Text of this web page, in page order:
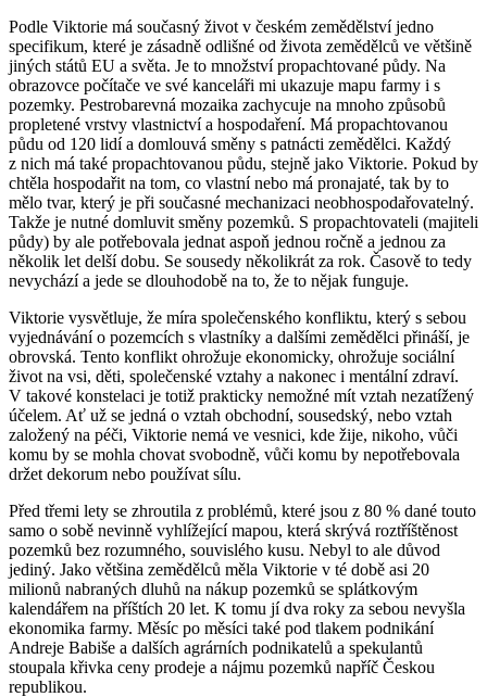
Podle Viktorie má současný život v českém zemědělství jedno
specifikum, které je zásadně odlišné od života zemědělců ve většině
jiných států EU a světa. Je to množství propachtované půdy. Na
obrazovce počítače ve své kanceláři mi ukazuje mapu farmy i s
pozemky. Pestrobarevná mozaika zachycuje na mnoho způsobů
propletené vrstvy vlastnictví a hospodaření. Má propachtovanou
půdu od 120 lidí a domlouvá směny s patnácti zemědělci. Každý
z nich má také propachtovanou půdu, stejně jako Viktorie. Pokud by
chtěla hospodařit na tom, co vlastní nebo má pronajaté, tak by to
mělo tvar, který je při současné mechanizaci neobhospodařovatelný.
Takže je nutné domluvit směny pozemků. S propachtovateli (majiteli
půdy) by ale potřebovala jednat aspoň jednou ročně a jednou za
několik let delší dobu. Se sousedy několikrát za rok. Časově to tedy
nevychází a jede se dlouhodobě na to, že to nějak funguje.
Viktorie vysvětluje, že míra společenského konfliktu, který s sebou
vyjednávání o pozemcích s vlastníky a dalšími zemědělci přináší, je
obrovská. Tento konflikt ohrožuje ekonomicky, ohrožuje sociální
život na vsi, děti, společenské vztahy a nakonec i mentální zdraví.
V takové konstelaci je totiž prakticky nemožné mít vztah nezatížený
účelem. Ať už se jedná o vztah obchodní, sousedský, nebo vztah
založený na péči, Viktorie nemá ve vesnici, kde žije, nikoho, vůči
komu by se mohla chovat svobodně, vůči komu by nepotřebovala
držet dekorum nebo používat sílu.
Před třemi lety se zhroutila z problémů, které jsou z 80 % dané touto
samo o sobě nevinně vyhlížející mapou, která skrývá roztříštěnost
pozemků bez rozumného, souvislého kusu. Nebyl to ale důvod
jediný. Jako většina zemědělců měla Viktorie v té době asi 20
milionů nabraných dluhů na nákup pozemků se splátkovým
kalendářem na příštích 20 let. K tomu jí dva roky za sebou nevyšla
ekonomika farmy. Měsíc po měsíci také pod tlakem podnikání
Andreje Babiše a dalších agrárních podnikatelů a spekulantů
stoupala křivka ceny prodeje a nájmu pozemků napříč Českou
republikou.